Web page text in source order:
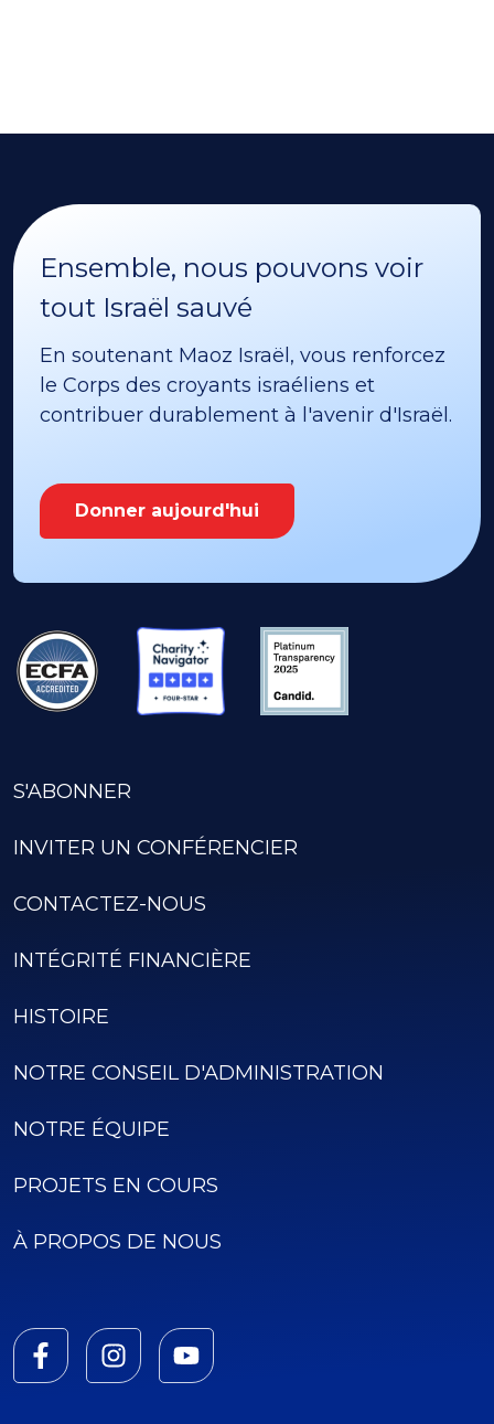
Ensemble, nous pouvons voir
tout Israël sauvé
En soutenant Maoz Israël, vous renforcez
le Corps des croyants israéliens et
contribuer durablement à l'avenir d'Israël.
Donner aujourd'hui
S'ABONNER
INVITER UN CONFÉRENCIER
CONTACTEZ-NOUS
INTÉGRITÉ FINANCIÈRE
HISTOIRE
NOTRE CONSEIL D'ADMINISTRATION
NOTRE ÉQUIPE
PROJETS EN COURS
À PROPOS DE NOUS